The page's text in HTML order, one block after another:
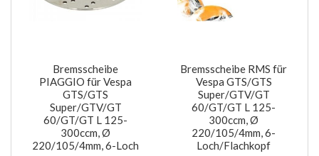
Bremsscheibe
PIAGGIO für Vespa
GTS/GTS
Super/GTV/GT
60/GT/GT L 125-
300ccm, Ø
220/105/4mm, 6-Loch
Bremsscheibe RMS für
Vespa GTS/GTS
Super/GTV/GT
60/GT/GT L 125-
300ccm, Ø
220/105/4mm, 6-
Loch/Flachkopf